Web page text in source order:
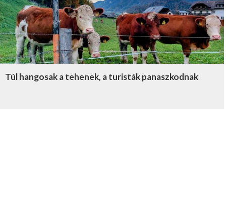
Túl hangosak a tehenek, a turisták panaszkodnak